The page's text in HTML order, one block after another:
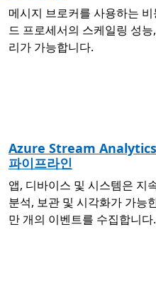
메시지 브로커를 사용하는
드 프로세서의 스케일링 성
리가 가능합니다.
Azure Stream Analytics
파이프라인
앱, 디바이스 및 시스템은 지
분석, 보관 및 시각화가 가능
만 개의 이벤트를 수집합니다.